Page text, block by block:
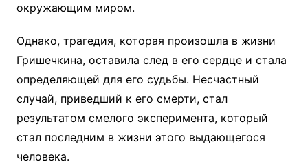
окружающим миром.
Однако, трагедия, которая произошла в жизни
Гришечкина, оставила след в его сердце и стала
определяющей для его судьбы. Несчастный
случай, приведший к его смерти, стал
результатом смелого эксперимента, который
стал последним в жизни этого выдающегося
человека.